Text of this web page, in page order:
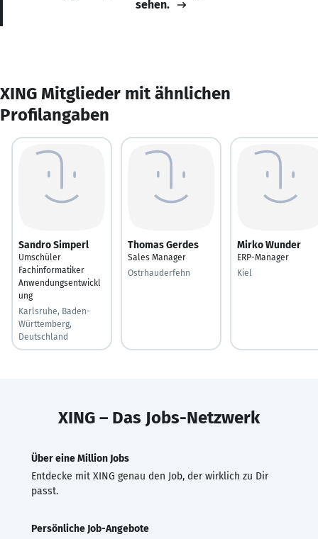
sehen.
XING Mitglieder mit ähnlichen
Profilangaben
Sandro Simperl
Umschüler
Fachinformatiker
Anwendungsentwickl
ung
Karlsruhe, Baden-
Württemberg,
Deutschland
Thomas Gerdes
Sales Manager
Ostrhauderfehn
Mirko Wunder
ERP-Manager
Kiel
XING – Das Jobs-Netzwerk
Über eine Million Jobs
Entdecke mit XING genau den Job, der wirklich zu Dir
passt.
Persönliche Job-Angebote